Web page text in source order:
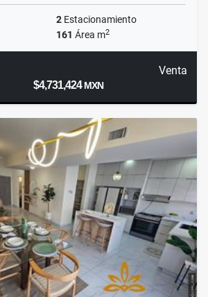
2 Estacionamiento
161 Área m2
Venta
$4,731,424MXN